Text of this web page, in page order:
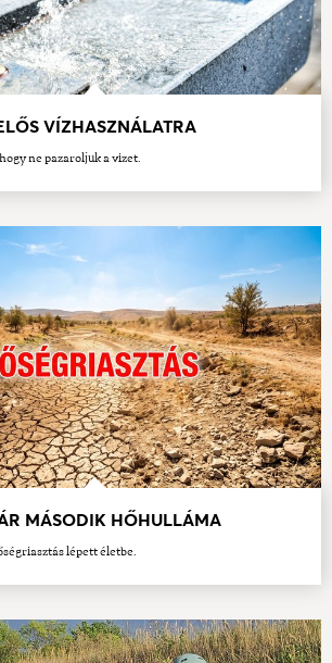
VÍZHASZNÁLATRA
ne pazaroljuk a vizet.
MÁSODIK HŐHULLÁMA
lépett életbe.